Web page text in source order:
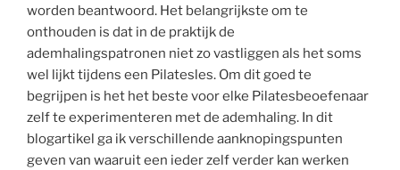
worden beantwoord. Het belangrijkste om te
onthouden is dat in de praktijk de
ademhalingspatronen niet zo vastliggen als het soms
wel lijkt tijdens een Pilatesles. Om dit goed te
begrijpen is het het beste voor elke Pilatesbeoefenaar
zelf te experimenteren met de ademhaling. In dit
blogartikel ga ik verschillende aanknopingspunten
geven van waaruit een ieder zelf verder kan werken